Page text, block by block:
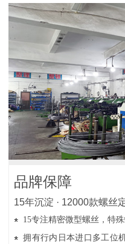
品牌保障
15年沉淀 · 12000款螺丝
15专注精密微型螺丝，特
拥有行内日本进口多工位